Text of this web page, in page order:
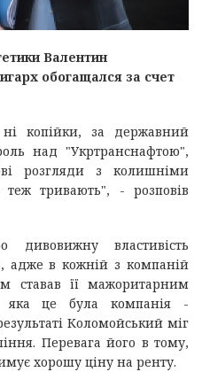
Валентин
обогащался за счет
копійки, за державний
над "Укртранснафтою",
розгляди з колишніми
теж тривають", - розповів
дивовижну властивість
адже в кожній з компаній
ставав її мажоритарним
яка це була компанія -
Коломойський міг
Перевага його в тому,
хорошу ціну на ренту.